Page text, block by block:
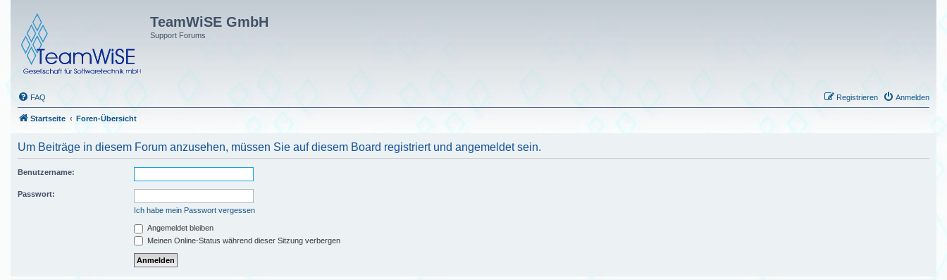
TeamWiSE GmbH
Support Forums
FAQ Anmelden
Registrieren
Startseite Foren-Übersicht
Um Beiträge in diesem Forum anzusehen, müssen Sie auf diesem Board registriert und angemeldet sein.
Benutzername:
Passwort:
Ich habe mein Passwort vergessen
Angemeldet bleiben
Meinen Online-Status während dieser Sitzung verbergen